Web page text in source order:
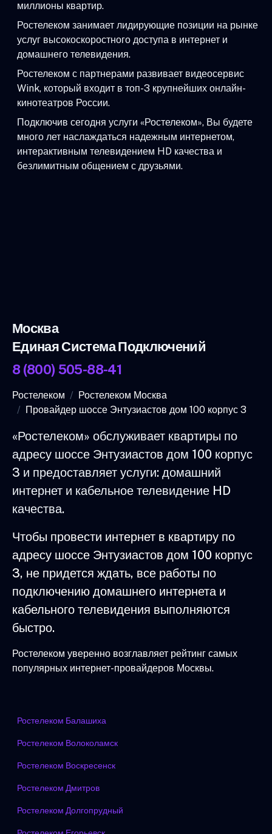
миллионы квартир.
Ростелеком занимает лидирующие позиции на рынке
услуг высокоскоростного доступа в интернет и
домашнего телевидения.
Ростелеком с партнерами развивает видеосервис
Wink, который входит в топ-3 крупнейших онлайн-
кинотеатров России.
Подключив сегодня услуги «Ростелеком», Вы будете
много лет наслаждаться надежным интернетом,
интерактивным телевидением HD качества и
безлимитным общением с друзьями.
Москва
Единая Система Подключений
8 (800) 505-88-41
Ростелеком
Ростелеком Москва
Провайдер шоссе Энтузиастов дом 100 корпус 3
«Ростелеком» обслуживает квартиры по
адресу шоссе Энтузиастов дом 100 корпус
3 и предоставляет услуги: домашний
интернет и кабельное телевидение HD
качества.
Чтобы провести интернет в квартиру по
адресу шоссе Энтузиастов дом 100 корпус
3, не придется ждать, все работы по
подключению домашнего интернета и
кабельного телевидения выполняются
быстро.
Ростелеком уверенно возглавляет рейтинг самых
популярных интернет-провайдеров Москвы.
Ростелеком Балашиха
Ростелеком Волоколамск
Ростелеком Воскресенск
Ростелеком Дмитров
Ростелеком Долгопрудный